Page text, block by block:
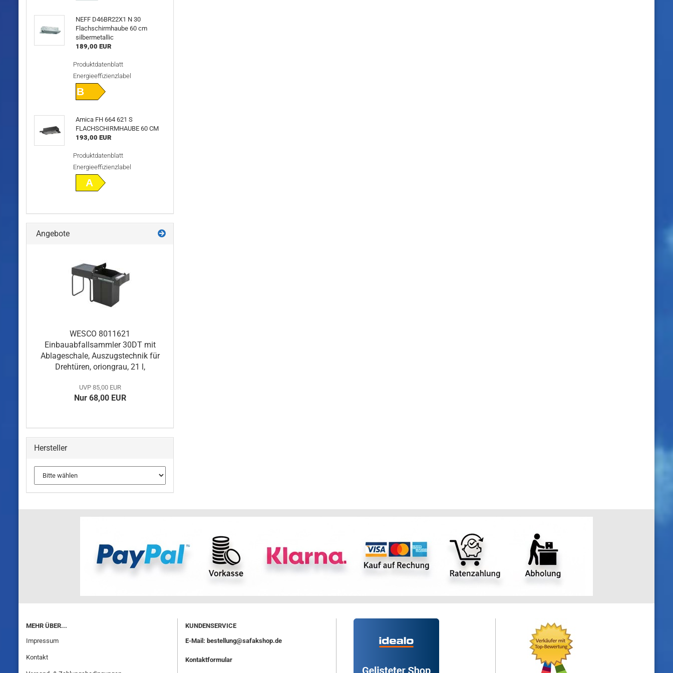
NEFF D46BR22X1 N 30
Flachschirmhaube 60 cm
silbermetallic
189,00 EUR
Produktdatenblatt
Energieeffizienzlabel
B
Amica FH 664 621 S
FLACHSCHIRMHAUBE 60 CM
193,00 EUR
Produktdatenblatt
Energieeffizienzlabel
A
Angebote
WESCO 8011621
Einbauabfallsammler 30DT mit
Ablageschale, Auszugstechnik für
Drehtüren, oriongrau, 21 l,
UVP 85,00 EUR
Nur 68,00 EUR
Hersteller
MEHR ÜBER...
Impressum
Kontakt
KUNDENSERVICE
E-Mail: bestellung@safakshop.de
Kontaktformular